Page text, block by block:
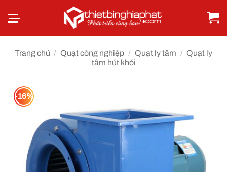
qua
Trang chủ / Quạt công nghiệp / Quạt ly tâm / Quạt ly
tâm hút khói
-16%